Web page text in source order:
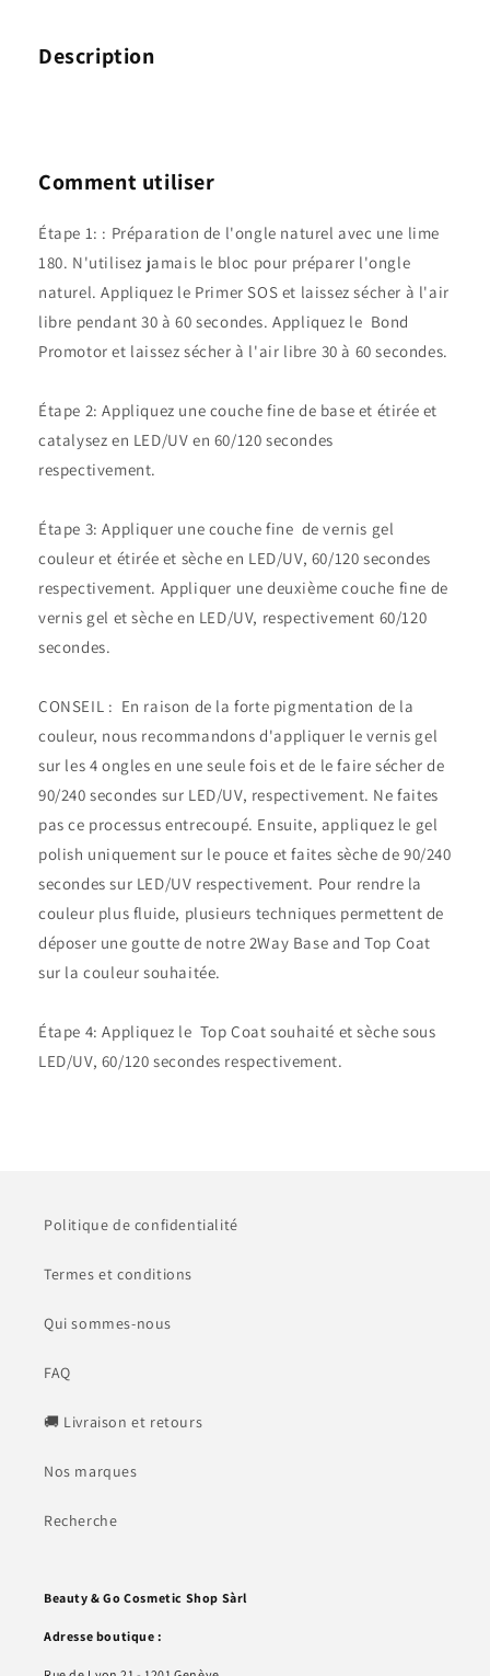
Description
Comment utiliser
Étape 1: : Préparation de l'ongle naturel avec une lime
180. N'utilisez jamais le bloc pour préparer l'ongle
naturel. Appliquez le Primer SOS et laissez sécher à l'air
libre pendant 30 à 60 secondes. Appliquez le Bond
Promotor et laissez sécher à l'air libre 30 à 60 secondes.
Étape 2: Appliquez une couche fine de base et étirée et
catalysez en LED/UV en 60/120 secondes
respectivement.
Étape 3: Appliquer une couche fine de vernis gel
couleur et étirée et sèche en LED/UV, 60/120 secondes
respectivement. Appliquer une deuxième couche fine de
vernis gel et sèche en LED/UV, respectivement 60/120
secondes.
CONSEIL : En raison de la forte pigmentation de la
couleur, nous recommandons d'appliquer le vernis gel
sur les 4 ongles en une seule fois et de le faire sécher de
90/240 secondes sur LED/UV, respectivement. Ne faites
pas ce processus entrecoupé. Ensuite, appliquez le gel
polish uniquement sur le pouce et faites sèche de 90/240
secondes sur LED/UV respectivement. Pour rendre la
couleur plus fluide, plusieurs techniques permettent de
déposer une goutte de notre 2Way Base and Top Coat
sur la couleur souhaitée.
Étape 4: Appliquez le Top Coat souhaité et sèche sous
LED/UV, 60/120 secondes respectivement.
Politique de confidentialité
Termes et conditions
Qui sommes-nous
FAQ
🚚 Livraison et retours
Nos marques
Recherche
Beauty & Go Cosmetic Shop Sàrl
Adresse boutique :